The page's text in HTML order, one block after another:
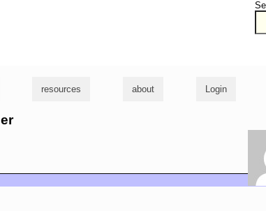
resources about Login